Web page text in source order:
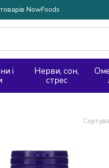
NowFoods
і
Нерви, сон,
стрес